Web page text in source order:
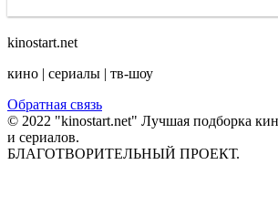
kinostart.net
кино | сериалы | тв-шоу
Обратная связь
© 2022 "kinostart.net" Лучшая подборка
и сериалов.
БЛАГОТВОРИТЕЛЬНЫЙ ПРОЕКТ.